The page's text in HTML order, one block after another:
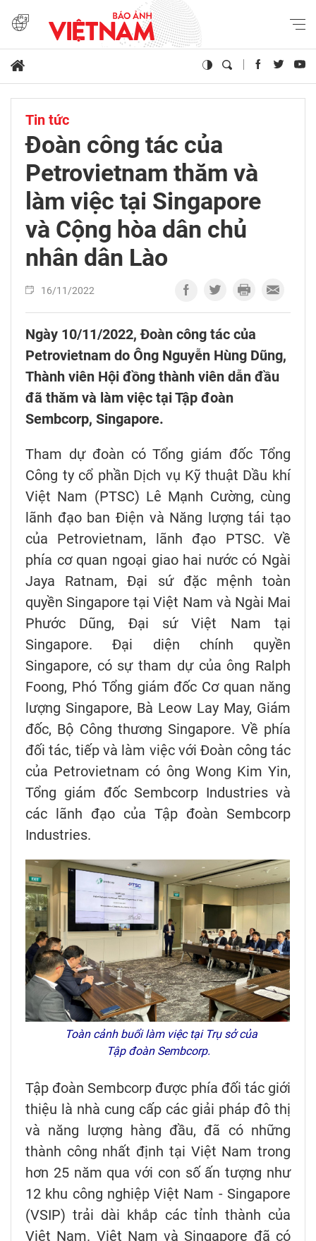
Tin tức
Đoàn công tác của
Petrovietnam thăm và
làm việc tại Singapore
và Cộng hòa dân chủ
nhân dân Lào
16/11/2022
Ngày 10/11/2022, Đoàn công tác của
Petrovietnam do Ông Nguyễn Hùng Dũng,
Thành viên Hội đồng thành viên dẫn đầu
đã thăm và làm việc tại Tập đoàn
Sembcorp, Singapore.
Tham dự đoàn có Tổng giám đốc Tổng
Công ty cổ phần Dịch vụ Kỹ thuật Dầu khí
Việt Nam (PTSC) Lê Mạnh Cường, cùng
lãnh đạo ban Điện và Năng lượng tái tạo
của Petrovietnam, lãnh đạo PTSC. Về
phía cơ quan ngoại giao hai nước có Ngài
Jaya Ratnam, Đại sứ đặc mệnh toàn
quyền Singapore tại Việt Nam và Ngài Mai
Phước Dũng, Đại sứ Việt Nam tại
Singapore. Đại diện chính quyền
Singapore, có sự tham dự của ông Ralph
Foong, Phó Tổng giám đốc Cơ quan năng
lượng Singapore, Bà Leow Lay May, Giám
đốc, Bộ Công thương Singapore. Về phía
đối tác, tiếp và làm việc với Đoàn công tác
của Petrovietnam có ông Wong Kim Yin,
Tổng giám đốc Sembcorp Industries và
các lãnh đạo của Tập đoàn Sembcorp
Industries.
Toàn cảnh buổi làm việc tại Trụ sở của
Tập đoàn Sembcorp.
Tập đoàn Sembcorp được phía đối tác giới
thiệu là nhà cung cấp các giải pháp đô thị
và năng lượng hàng đầu, đã có những
thành công nhất định tại Việt Nam trong
hơn 25 năm qua với con số ấn tượng như
12 khu công nghiệp Việt Nam - Singapore
(VSIP) trải dài khắp các tỉnh thành của
Việt Nam. Việt Nam và Singapore đã có